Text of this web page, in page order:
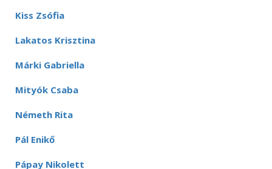
Kiss Zsófia
Lakatos Krisztina
Márki Gabriella
Mityók Csaba
Németh Rita
Pál Enikő
Pápay Nikolett